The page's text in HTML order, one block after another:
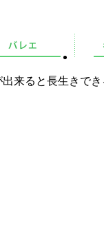
来ると長生きで